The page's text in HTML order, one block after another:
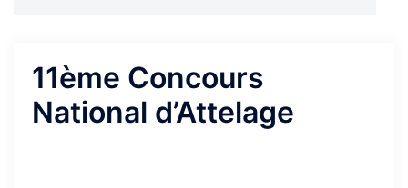
11ème Concours
National d’Attelage